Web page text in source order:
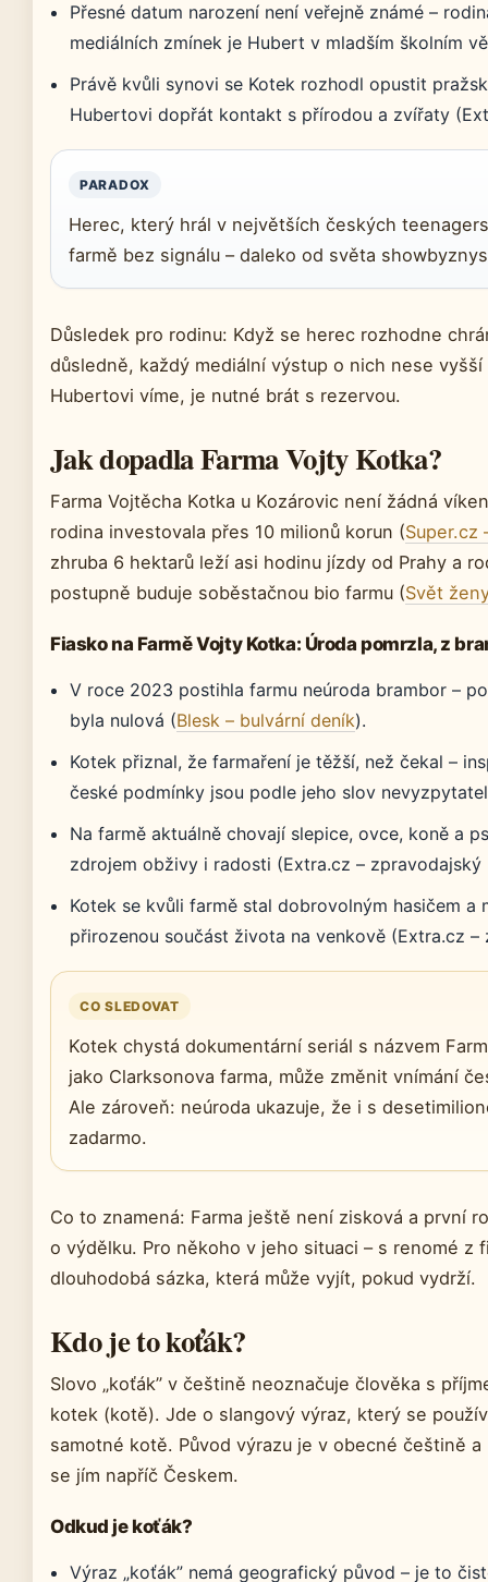
Přesné datum narození není veřejně známé –
mediálních zmínek je Hubert v mladším školním
Právě kvůli synovi se Kotek rozhodl opustit
Hubertovi dopřát kontakt s přírodou a zvířaty
PARADOX
Herec, který hrál v největších českých
farmě bez signálu – daleko od světa
Důsledek pro rodinu: Když se herec rozhodne
důsledně, každý mediální výstup o nich nese
Hubertovi víme, je nutné brát s rezervou.
Jak dopadla Farma Vojty Kotka?
Farma Vojtěcha Kotka u Kozárovic není žádná
rodina investovala přes 10 milionů korun (Super.cz
zhruba 6 hektarů leží asi hodinu jízdy od Prahy a
postupně buduje soběstačnou bio farmu (Svět
Fiasko na Farmě Vojty Kotka: Úroda pomrzla, z
V roce 2023 postihla farmu neúroda brambor –
byla nulová (Blesk – bulvární deník).
Kotek přiznal, že farmaření je těžší, než čekal –
české podmínky jsou podle jeho slov
Na farmě aktuálně chovají slepice, ovce, koně a
zdrojem obživy i radosti (Extra.cz –
Kotek se kvůli farmě stal dobrovolným hasičem
přirozenou součást života na venkově (Extra.cz
CO SLEDOVAT
Kotek chystá dokumentární seriál s názvem
jako Clarksonova farma, může změnit vnímání
Ale zároveň: neúroda ukazuje, že i s
zadarmo.
Co to znamená: Farma ještě není zisková a první
o výdělku. Pro někoho v jeho situaci – s renomé z
dlouhodobá sázka, která může vyjít, pokud vydrží.
Kdo je to koťák?
Slovo „koťák” v češtině neoznačuje člověka s
kotek (kotě). Jde o slangový výraz, který se
samotné kotě. Původ výrazu je v obecné češtině
se jím napříč Českem.
Odkud je koťák?
Výraz „koťák” nemá geografický původ – je to